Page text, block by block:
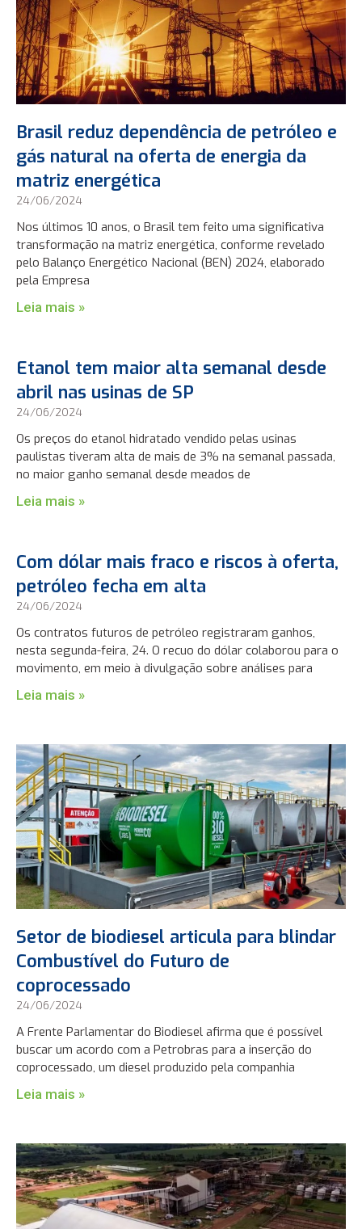
Brasil reduz dependência de petróleo e
gás natural na oferta de energia da
matriz energética
24/06/2024
Nos últimos 10 anos, o Brasil tem feito uma significativa
transformação na matriz energética, conforme revelado
pelo Balanço Energético Nacional (BEN) 2024, elaborado
pela Empresa
Leia mais »
Etanol tem maior alta semanal desde
abril nas usinas de SP
24/06/2024
Os preços do etanol hidratado vendido pelas usinas
paulistas tiveram alta de mais de 3% na semanal passada,
no maior ganho semanal desde meados de
Leia mais »
Com dólar mais fraco e riscos à oferta,
petróleo fecha em alta
24/06/2024
Os contratos futuros de petróleo registraram ganhos,
nesta segunda-feira, 24. O recuo do dólar colaborou para o
movimento, em meio à divulgação sobre análises para
Leia mais »
Setor de biodiesel articula para blindar
Combustível do Futuro de
coprocessado
24/06/2024
A Frente Parlamentar do Biodiesel afirma que é possível
buscar um acordo com a Petrobras para a inserção do
coprocessado, um diesel produzido pela companhia
Leia mais »